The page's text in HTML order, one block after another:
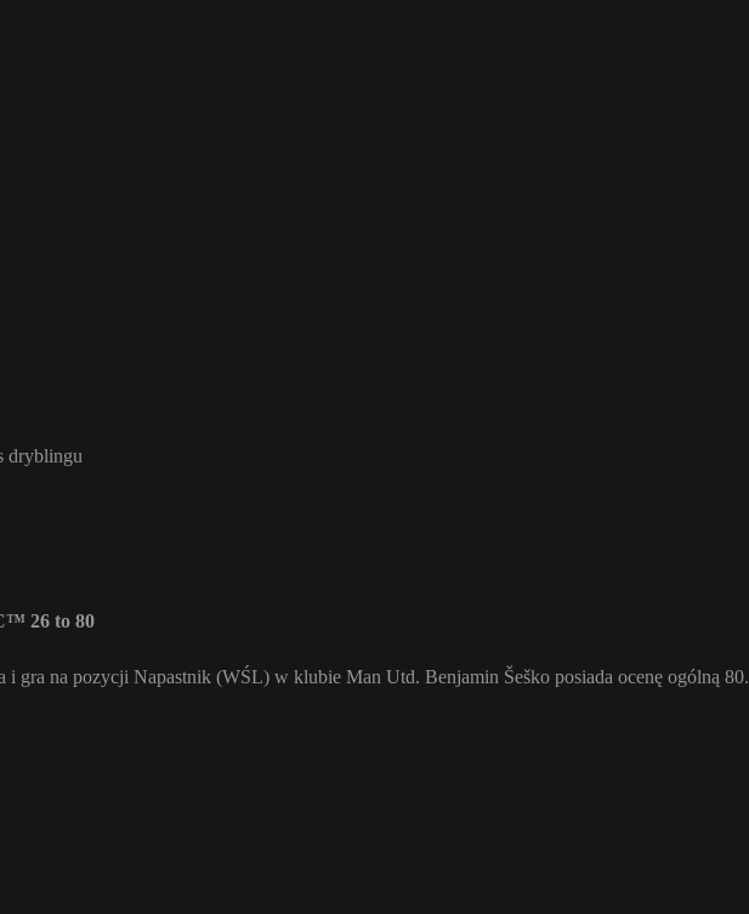
dryblingu
26 to 80
i gra na pozycji Napastnik (WŚL) w klubie Man Utd. Benjamin Šeško posiada ocenę ogólną 80.